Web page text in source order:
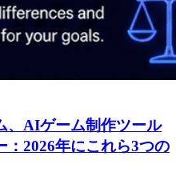
、AIゲーム制作ツール
：2026年にこれら3つの